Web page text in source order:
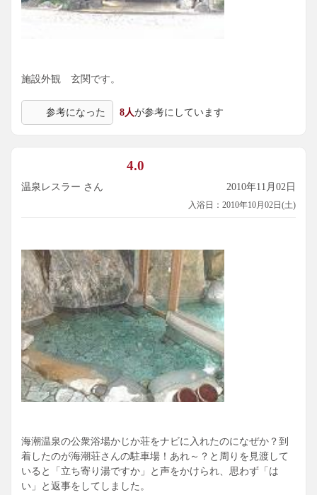
施設外観 玄関です。
参考になった 8人が参考にしています
4.0
温泉レスラー さん 2010年11月02日
入浴日：2010年10月02日(土)
海潮温泉の公衆浴場かじか荘をナビに入れたのになぜか？到
着したのが海潮荘さんの駐車場！あれ～？と周りを見渡して
いると「立ち寄り湯ですか」と声をかけられ、思わず「は
い」と返事をしてしました。